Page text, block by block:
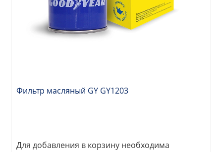
Фильтр масляный GY GY1203
Для добавления в корзину необходима